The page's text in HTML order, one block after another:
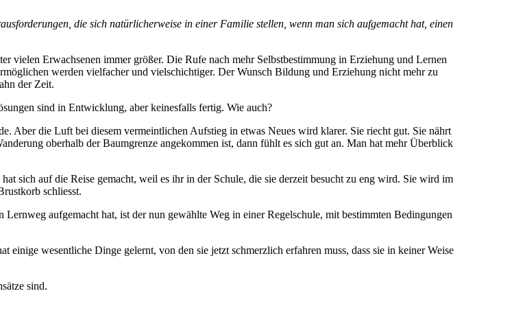
die sich natürlicherweise in einer Familie stellen, wenn man sich aufgemacht hat, einen
vielen Erwachsenen immer größer. Die Rufe nach mehr Selbstbestimmung in Erziehung und Lernen
werden vielfacher und vielschichtiger. Der Wunsch Bildung und Erziehung nicht mehr zu
der Zeit.
sind in Entwicklung, aber keinesfalls fertig. Wie auch?
Aber die Luft bei diesem vermeintlichen Aufstieg in etwas Neues wird klarer. Sie riecht gut. Sie nährt
oberhalb der Baumgrenze angekommen ist, dann fühlt es sich gut an. Man hat mehr Überblick
sich auf die Reise gemacht, weil es ihr in der Schule, die sie derzeit besucht zu eng wird. Sie wird im
schliesst.
aufgemacht hat, ist der nun gewählte Weg in einer Regelschule, mit bestimmten Bedingungen
einige wesentliche Dinge gelernt, von den sie jetzt schmerzlich erfahren muss, dass sie in keiner Weise
sind.